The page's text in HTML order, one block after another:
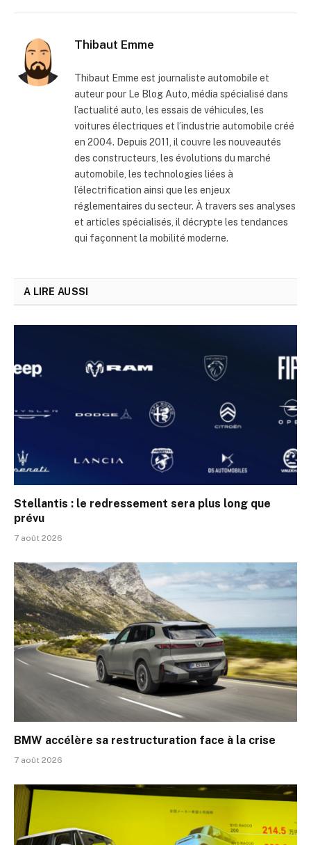
Thibaut Emme
Thibaut Emme est journaliste automobile et
auteur pour Le Blog Auto, média spécialisé dans
l’actualité auto, les essais de véhicules, les
voitures électriques et l’industrie automobile créé
en 2004. Depuis 2011, il couvre les nouveautés
des constructeurs, les évolutions du marché
automobile, les technologies liées à
l’électrification ainsi que les enjeux
réglementaires du secteur. À travers ses analyses
et articles spécialisés, il décrypte les tendances
qui façonnent la mobilité moderne.
A LIRE AUSSI
Stellantis : le redressement sera plus long que
prévu
7 août 2026
BMW accélère sa restructuration face à la crise
7 août 2026